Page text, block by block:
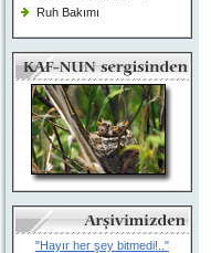
Ruh Bakımı
"Hayır her şey bitmedi!.."